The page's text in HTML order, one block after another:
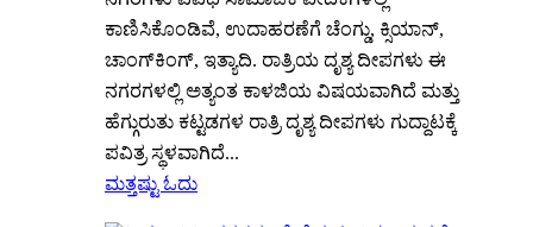
ಕಾಣಿಸಿಕೊಂಡಿವೆ, ಉದಾಹರಣೆಗೆ ಚೆಂಗ್ಡು, ಕ್ಸಿಯಾನ್,
ಚಾಂಗ್‌ಕಿಂಗ್, ಇತ್ಯಾದಿ. ರಾತ್ರಿಯ ದೃಶ್ಯ ದೀಪಗಳು ಈ
ನಗರಗಳಲ್ಲಿ ಅತ್ಯಂತ ಕಾಳಜಿಯ ವಿಷಯವಾಗಿದೆ ಮತ್ತು
ಹೆಗ್ಗುರುತು ಕಟ್ಟಡಗಳ ರಾತ್ರಿ ದೃಶ್ಯ ದೀಪಗಳು ಗುದ್ದಾಟಕ್ಕೆ
ಪವಿತ್ರ ಸ್ಥಳವಾಗಿದೆ...
ಮತ್ತಷ್ಟು ಓದು